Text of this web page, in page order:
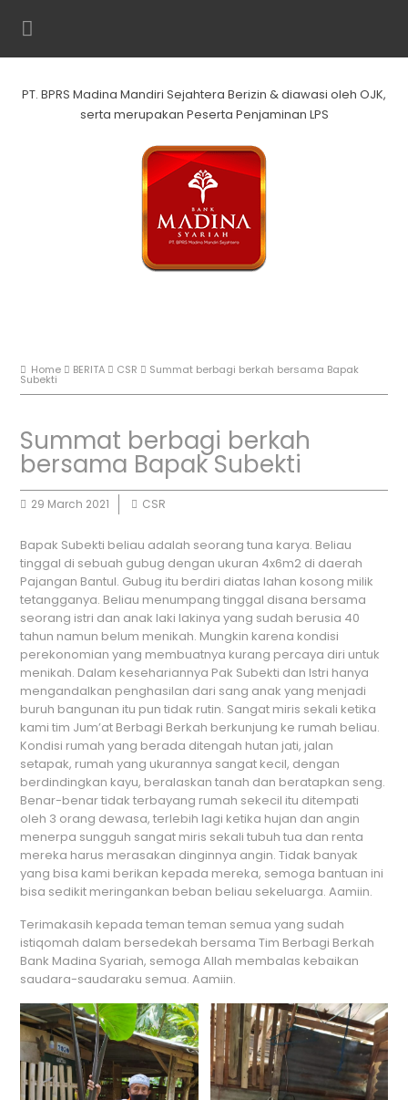
PT. BPRS Madina Mandiri Sejahtera Berizin & diawasi oleh OJK,
serta merupakan Peserta Penjaminan LPS
Home BERITA CSR Summat berbagi berkah bersama Bapak
Subekti
Summat berbagi berkah
bersama Bapak Subekti
29 March 2021 CSR
Bapak Subekti beliau adalah seorang tuna karya. Beliau
tinggal di sebuah gubug dengan ukuran 4x6m2 di daerah
Pajangan Bantul. Gubug itu berdiri diatas lahan kosong milik
tetangganya. Beliau menumpang tinggal disana bersama
seorang istri dan anak laki lakinya yang sudah berusia 40
tahun namun belum menikah. Mungkin karena kondisi
perekonomian yang membuatnya kurang percaya diri untuk
menikah. Dalam kesehariannya Pak Subekti dan Istri hanya
mengandalkan penghasilan dari sang anak yang menjadi
buruh bangunan itu pun tidak rutin. Sangat miris sekali ketika
kami tim Jum’at Berbagi Berkah berkunjung ke rumah beliau.
Kondisi rumah yang berada ditengah hutan jati, jalan
setapak, rumah yang ukurannya sangat kecil, dengan
berdindingkan kayu, beralaskan tanah dan beratapkan seng.
Benar-benar tidak terbayang rumah sekecil itu ditempati
oleh 3 orang dewasa, terlebih lagi ketika hujan dan angin
menerpa sungguh sangat miris sekali tubuh tua dan renta
mereka harus merasakan dinginnya angin. Tidak banyak
yang bisa kami berikan kepada mereka, semoga bantuan ini
bisa sedikit meringankan beban beliau sekeluarga. Aamiin.
Terimakasih kepada teman teman semua yang sudah
istiqomah dalam bersedekah bersama Tim Berbagi Berkah
Bank Madina Syariah, semoga Allah membalas kebaikan
saudara-saudaraku semua. Aamiin.